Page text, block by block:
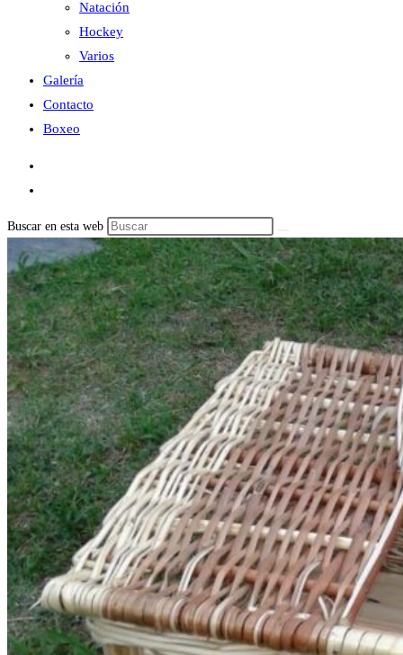
Natación
Hockey
Varios
Galería
Contacto
Boxeo
Buscar en esta web